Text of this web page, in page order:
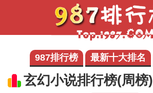
987排行榜 最新十大排名
玄幻小说排行榜(周榜)